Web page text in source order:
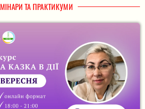
ТА ПРАКТИКУМИ